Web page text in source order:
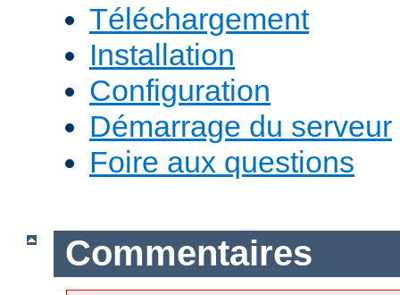
Téléchargement
Installation
Configuration
Démarrage du serveur
Foire aux questions
Commentaires